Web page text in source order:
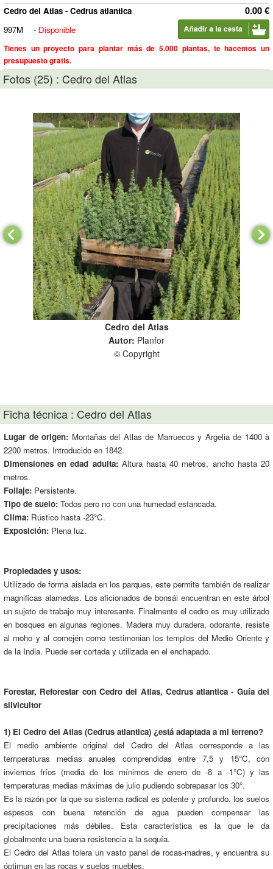
0.00 €
Cedro del Atlas - Cedrus atlantica
997M
- Disponible
Tienes un proyecto para plantar más de 5.000 plantas, te hacemos un
presupuesto gratis.
Fotos (25) : Cedro del Atlas
Cedro del Atlas
Autor: Planfor
© Copyright
Ficha técnica : Cedro del Atlas
Lugar de origen: Montañas del Atlas de Marruecos y Argelia de 1400 à
2200 metros. Introducido en 1842.
Dimensiones en edad adulta:Altura hasta 40 metros, ancho hasta 20
metros.
Follaje: Persistente.
Tipo de suelo: Todos pero no con una humedad estancada.
Clima: Rústico hasta -23°C.
Exposición: Plena luz.
Propiedades y usos:
Utilizado de forma aislada en los parques, este permite también de realizar
magnificas alamedas. Los aficionados de bonsái encuentran en este árbol
un sujeto de trabajo muy interesante. Finalmente el cedro es muy utilizado
en bosques en algunas regiones. Madera muy duradera, odorante, resiste
al moho y al comején como testimonian los templos del Medio Oriente y
de la India. Puede ser cortada y utilizada en el enchapado.
Forestar, Reforestar con Cedro del Atlas, Cedrus atlantica - Guía del
silvicultor
1) El Cedro del Atlas (Cedrus atlantica) ¿está adaptada a mi terreno?
El medio ambiente original del Cedro del Atlas corresponde a las
temperaturas medias anuales comprendidas entre 7,5 y 15°C, con
inviernos fríos (media de los mínimos de enero de -8 a -1°C) y las
temperaturas medias máximas de julio pudiendo sobrepasar los 30°.
Es la razón por la que su sistema radical es potente y profundo, los suelos
espesos con buena retención de agua pueden compensar las
precipitaciones más débiles. Esta característica es la que le da
globalmente una buena resistencia a la sequía.
El Cedro del Atlas tolera un vasto panel de rocas-madres, y encuentra su
óptimun en las rocas y suelos muebles.